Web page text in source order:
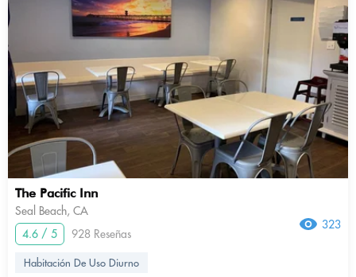
The Pacific Inn
Seal Beach, CA
4.6 / 5
928 Reseñas
323
Habitación De Uso Diurno